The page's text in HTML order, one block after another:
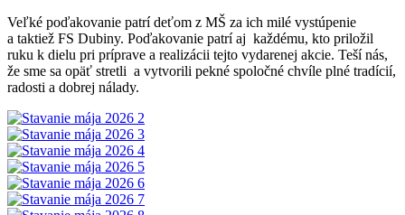
Veľké poďakovanie patrí deťom z MŠ za ich milé vystúpenie
a taktiež FS Dubiny. Poďakovanie patrí aj každému, kto priložil
ruku k dielu pri príprave a realizácii tejto vydarenej akcie. Teší nás,
že sme sa opäť stretli a vytvorili pekné spoločné chvíle plné tradícií,
radosti a dobrej nálady.